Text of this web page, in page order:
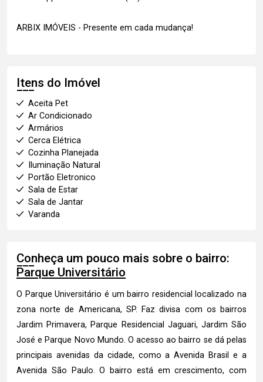
ARBIX IMÓVEIS - Presente em cada mudança!
Itens do Imóvel
Aceita Pet
Ar Condicionado
Armários
Cerca Elétrica
Cozinha Planejada
Iluminação Natural
Portão Eletronico
Sala de Estar
Sala de Jantar
Varanda
Conheça um pouco mais sobre o bairro:
Parque Universitário
O Parque Universitário é um bairro residencial localizado na
zona norte de Americana, SP. Faz divisa com os bairros
Jardim Primavera, Parque Residencial Jaguari, Jardim São
José e Parque Novo Mundo. O acesso ao bairro se dá pelas
principais avenidas da cidade, como a Avenida Brasil e a
Avenida São Paulo. O bairro está em crescimento, com